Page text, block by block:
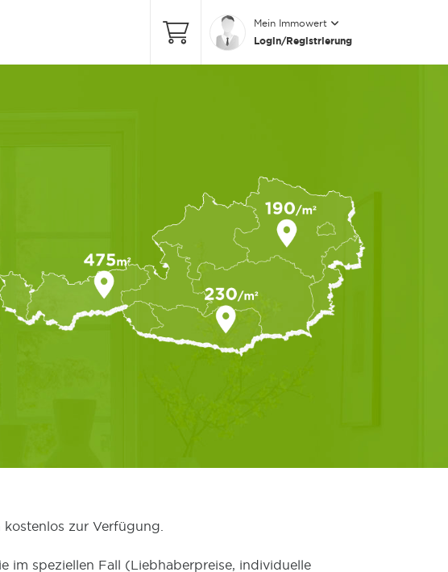
Mein Immowert
Login/Registrierung
zur Verfügung.
im speziellen Fall (Liebhaberpreise, individuelle